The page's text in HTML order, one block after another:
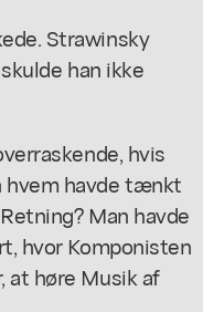
Strawinsky
han ikke
hvis
hvem havde tænkt
Man havde
hvor Komponisten
at høre Musik af